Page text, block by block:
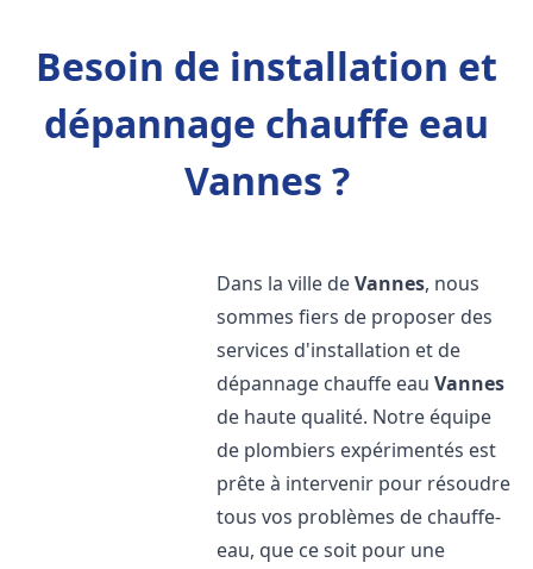
Besoin de installation et
dépannage chauffe eau
Vannes ?
Dans la ville deVannes, nous
sommes fiers de proposer des
services d'installation et de
dépannage chauffe eauVannes
de haute qualité. Notre équipe
de plombiers expérimentés est
prête à intervenir pour résoudre
tous vos problèmes de chauffe-
eau, que ce soit pour une